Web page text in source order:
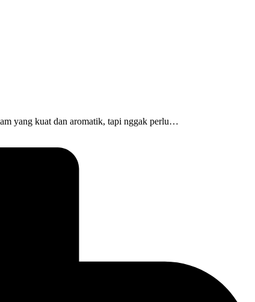
yang kuat dan aromatik, tapi nggak perlu…